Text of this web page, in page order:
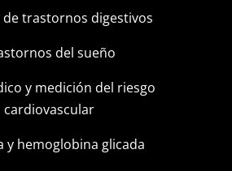
de trastornos digestivos
del sueño
y medición del riesgo
cardiovascular
y hemoglobina glicada